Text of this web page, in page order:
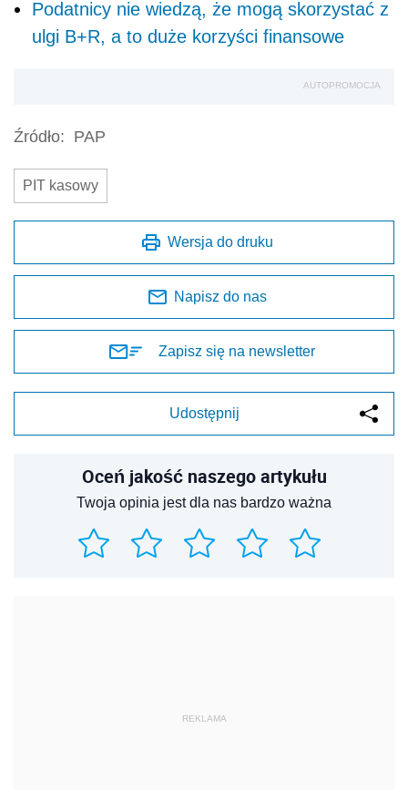
Podatnicy nie wiedzą, że mogą skorzystać z
ulgi B+R, a to duże korzyści finansowe
AUTOPROMOCJA
Źródło: PAP
PIT kasowy
Wersja do druku
Napisz do nas
Zapisz się na newsletter
Udostępnij
Oceń jakość naszego artykułu
Twoja opinia jest dla nas bardzo ważna
REKLAMA